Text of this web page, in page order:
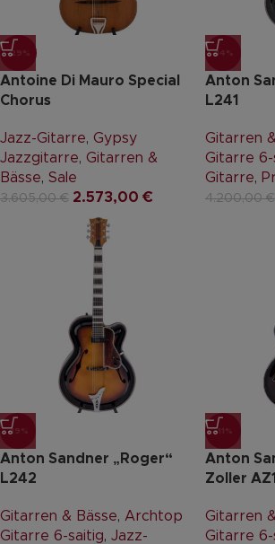
-29%
Antoine Di Mauro Special
Chorus
Jazz-Gitarre, Gypsy
Jazzgitarre, Gitarren &
Bässe, Sale
3.605,00€ 2.573,00 €
-14%
Anton
L241
Gitarren
Gitarre 6-
Gitarre,
4.200,00€
-19%
Anton Sandner „Roger“
L242
Gitarren & Bässe, Archtop
Gitarre 6-saitig, Jazz-
-11%
Anton
Zoller
Gitarren
Gitarre 6-